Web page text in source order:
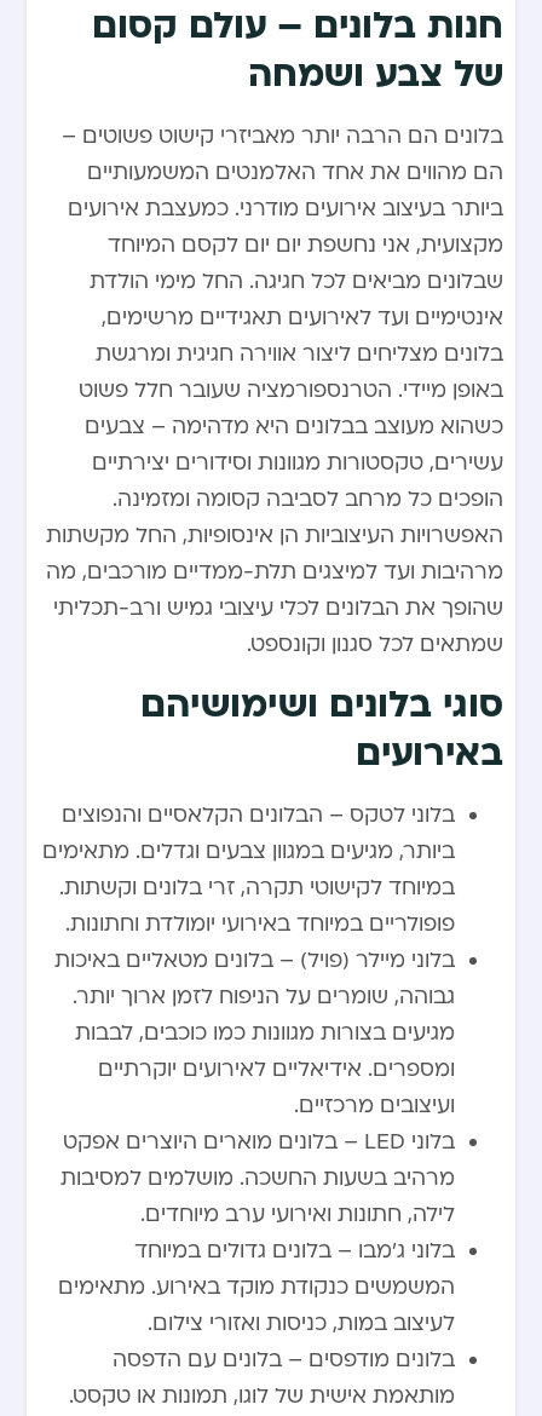
חנות בלונים – עולם קסום
של צבע ושמחה
בלונים הם הרבה יותר מאביזרי קישוט פשוטים –
הם מהווים את אחד האלמנטים המשמעותיים
ביותר בעיצוב אירועים מודרני. כמעצבת אירועים
מקצועית, אני נחשפת יום יום לקסם המיוחד
שבלונים מביאים לכל חגיגה. החל מימי הולדת
אינטימיים ועד לאירועים תאגידיים מרשימים,
בלונים מצליחים ליצור אווירה חגיגית ומרגשת
באופן מיידי. הטרנספורמציה שעובר חלל פשוט
כשהוא מעוצב בבלונים היא מדהימה – צבעים
עשירים, טקסטורות מגוונות וסידורים יצירתיים
הופכים כל מרחב לסביבה קסומה ומזמינה.
האפשרויות העיצוביות הן אינסופיות, החל מקשתות
מרהיבות ועד למיצגים תלת-ממדיים מורכבים, מה
שהופך את הבלונים לכלי עיצובי גמיש ורב-תכליתי
שמתאים לכל סגנון וקונספט.
סוגי בלונים ושימושיהם
באירועים
בלוני לטקס – הבלונים הקלאסיים והנפוצים
ביותר, מגיעים במגוון צבעים וגדלים. מתאימים
במיוחד לקישוטי תקרה, זרי בלונים וקשתות.
פופולריים במיוחד באירועי יומולדת וחתונות.
בלוני מיילר (פויל) – בלונים מטאליים באיכות
גבוהה, שומרים על הניפוח לזמן ארוך יותר.
מגיעים בצורות מגוונות כמו כוכבים, לבבות
ומספרים. אידיאליים לאירועים יוקרתיים
ועיצובים מרכזיים.
בלוני LED – בלונים מוארים היוצרים אפקט
מרהיב בשעות החשכה. מושלמים למסיבות
לילה, חתונות ואירועי ערב מיוחדים.
בלוני ג’מבו – בלונים גדולים במיוחד
המשמשים כנקודת מוקד באירוע. מתאימים
לעיצוב במות, כניסות ואזורי צילום.
בלונים מודפסים – בלונים עם הדפסה
מותאמת אישית של לוגו, תמונות או טקסט.